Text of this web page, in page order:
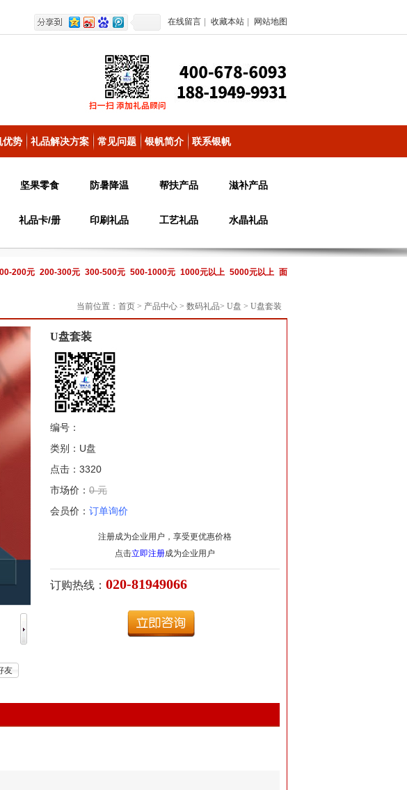
在线留言 收藏本站 网站地图
优势 礼品解决方案 常见问题 银帆简介 联系银帆
坚果零食 防暑降温 帮扶产品 滋补产品
礼品卡/册 印刷礼品 工艺礼品 水晶礼品
200元 200-300元 300-500元 500-1000元 1000元以上 5000元以上 面
当前位置： 首页 > 产品中心 > 数码礼品> U盘 > U盘套装
友
U盘套装
编号：
类别：U盘
点击：3320
市场价： 0 元
会员价： 订单询价
注册成为企业用户，享受更优惠价格
点击立即注册成为企业用户
订购热线： 020-81949066